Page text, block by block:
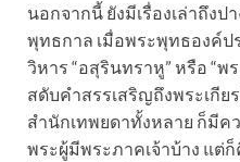
นอกจากนี้ ยังมีเรื่องเล่าถึง
พุทธกาล เมื่อพระพุทธองค์
วิหาร “อสุรินทราหู” หรือ “พ
สดับคำสรรเสริญถึงพระเกี
สำนักเทพยดาทั้งหลาย ก็มีค
พระผู้มีพระภาคเจ้าบ้าง แต่